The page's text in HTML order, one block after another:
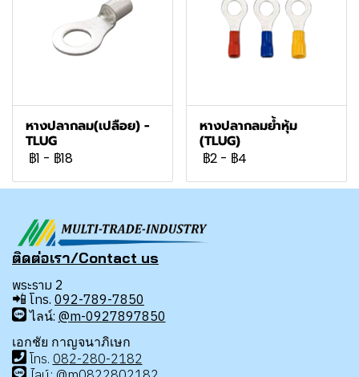
หางปลากลม(เปลือย) -
TLUG
฿1 - ฿18
หางปลากลมย้ำหุ้ม
(TLUG)
฿2 - ฿4
ติดต่อเรา/Contact us
พระราม 2
📲 โทร. 092-789-7850
ไลน์: @m-0927897850
เอกชัย กาญจนาภิเษก
โทร. 082-280-2182